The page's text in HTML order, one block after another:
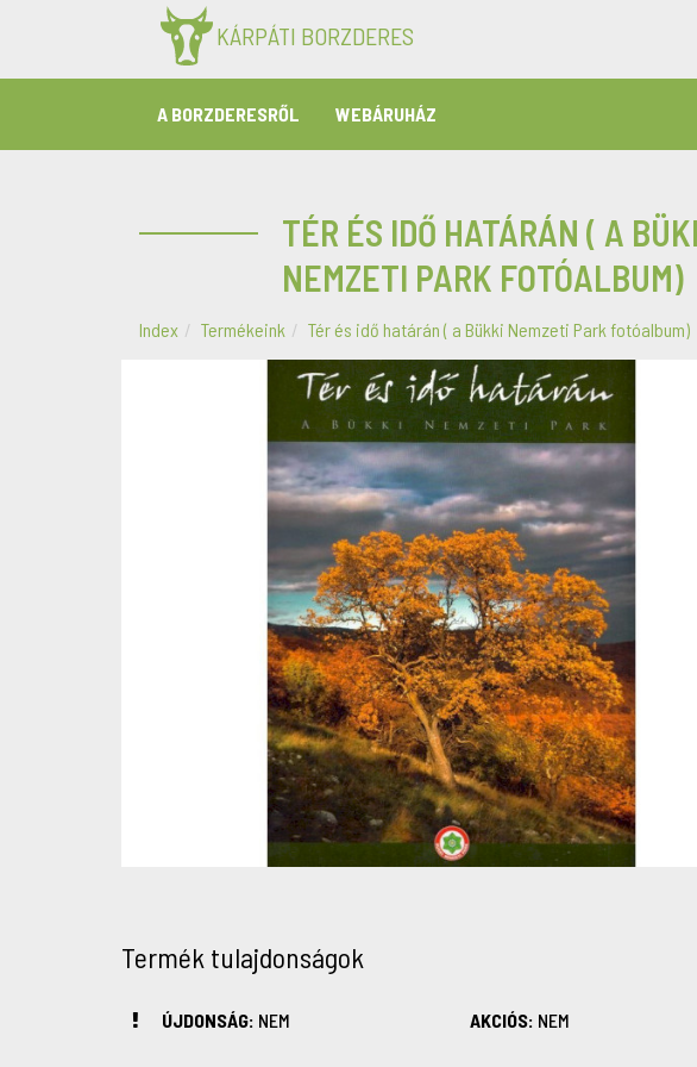
KÁRPÁTI BORZDERES
A BORZDERESRŐL WEBÁRUHÁZ
TÉR ÉS IDŐ HATÁRÁN ( A
NEMZETI PARK FOTÓALBUM)
Index Termékeink Tér és idő határán ( a Bükki Nemzeti Park fotóalbum)
Termék tulajdonságok
ÚJDONSÁG: NEM AKCIÓS: NEM